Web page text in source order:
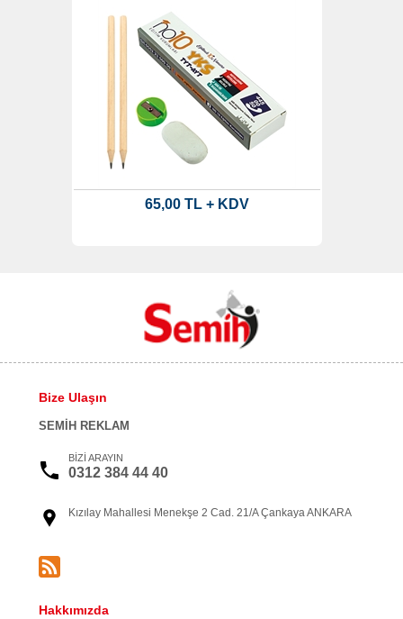
65,00 TL + KDV
Bize Ulaşın
SEMİH REKLAM
BİZİ ARAYIN
0312 384 44 40
Kızılay Mahallesi Menekşe 2 Cad. 21/A Çankaya ANKARA
Hakkımızda